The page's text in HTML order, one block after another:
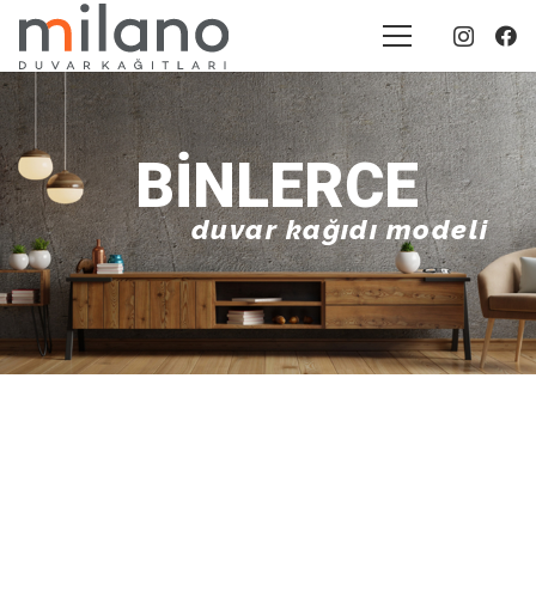
BINLERCE
duvar kağıdı modeli